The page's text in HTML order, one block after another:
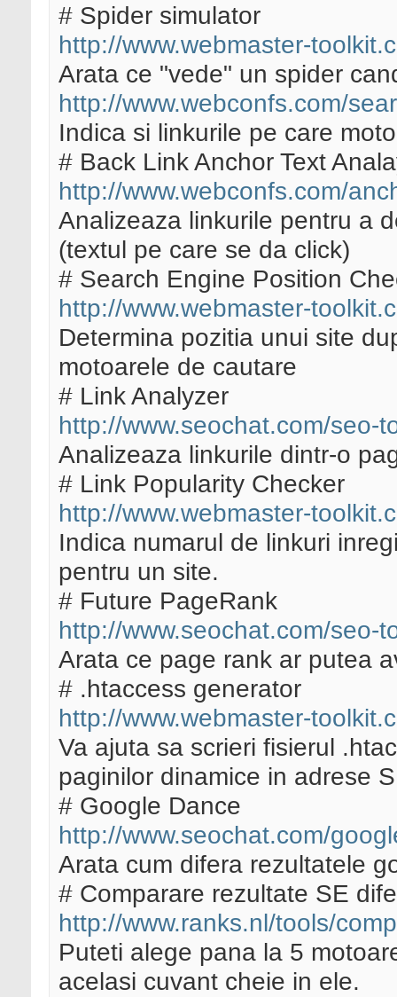
# Spider simulator
http://www.webmaster-
Arata ce "vede" un spider
http://www.webconfs.com/
Indica si linkurile pe care
# Back Link Anchor Text
http://www.webconfs.com/
Analizeaza linkurile pentru a
(textul pe care se da click)
# Search Engine Position
http://www.webmaster-
Determina pozitia unui site
motoarele de cautare
# Link Analyzer
http://www.seochat.com/seo-
Analizeaza linkurile dintr-o
# Link Popularity Checker
http://www.webmaster-
Indica numarul de linkuri
pentru un site.
# Future PageRank
http://www.seochat.com/seo-
Arata ce page rank ar putea
# .htaccess generator
http://www.webmaster-
Va ajuta sa scrieri fisierul
paginilor dinamice in adrese
# Google Dance
http://www.seochat.com/
Arata cum difera rezultatele
# Comparare rezultate SE
http://www.ranks.nl/tools/
Puteti alege pana la 5
acelasi cuvant cheie in ele.